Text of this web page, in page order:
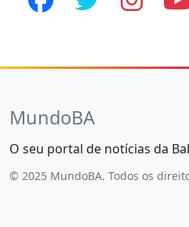
MundoBA
O seu portal de notícias da
© 2025 MundoBA. Todos os